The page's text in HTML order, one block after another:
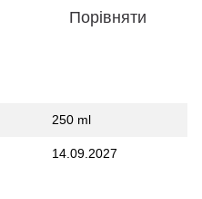
Порівняти
250 ml
14.09.2027